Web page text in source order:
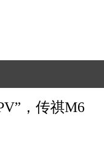
，传祺M6